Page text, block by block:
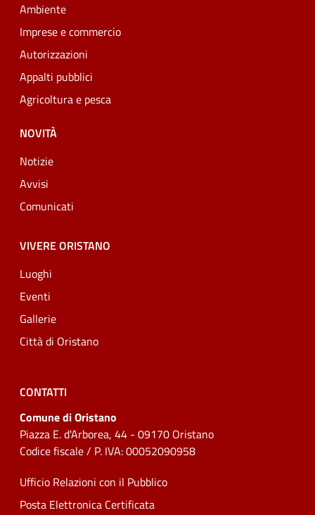
Ambiente
Imprese e commercio
Autorizzazioni
Appalti pubblici
Agricoltura e pesca
NOVITÀ
Notizie
Avvisi
Comunicati
VIVERE ORISTANO
Luoghi
Eventi
Gallerie
Città di Oristano
CONTATTI
Comune di Oristano
Piazza E. d'Arborea, 44 - 09170 Oristano
Codice fiscale / P. IVA: 00052090958
Ufficio Relazioni con il Pubblico
Posta Elettronica Certificata